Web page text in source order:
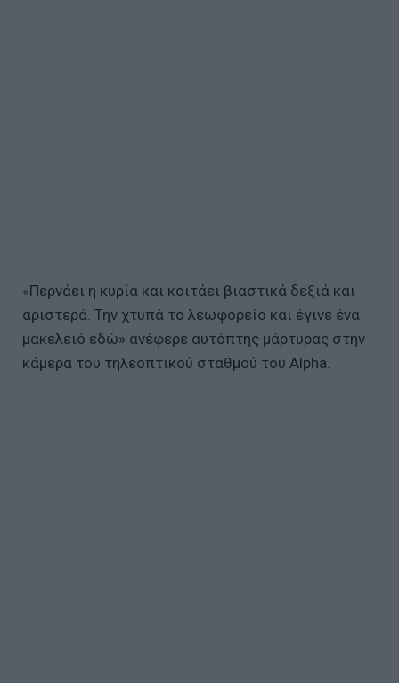
«Περνάει η κυρία και κοιτάει βιαστικά δεξιά και
αριστερά. Την χτυπά το λεωφορείο και έγινε ένα
μακελειό εδώ» ανέφερε αυτόπτης μάρτυρας στην
κάμερα του τηλεοπτικού σταθμού του Alpha.